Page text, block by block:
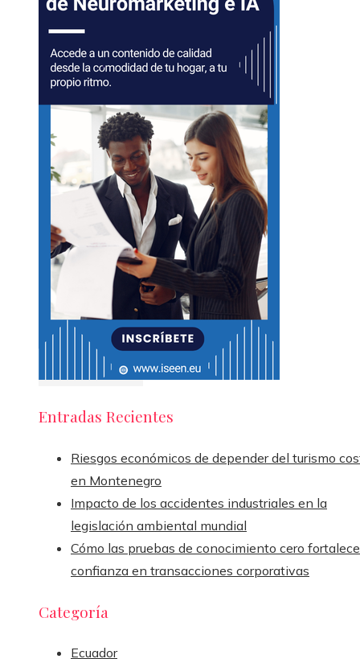
Entradas Recientes
Riesgos económicos de depender del turismo
en Montenegro
Impacto de los accidentes industriales en la
legislación ambiental mundial
Cómo las pruebas de conocimiento cero
confianza en transacciones corporativas
Categoría
Ecuador